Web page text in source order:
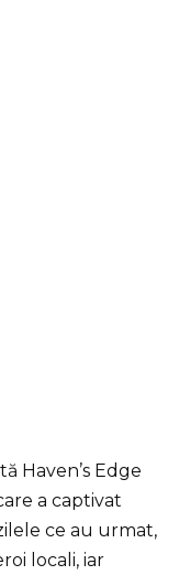
Haven’s Edge
a captivat
ce au urmat,
locali, iar